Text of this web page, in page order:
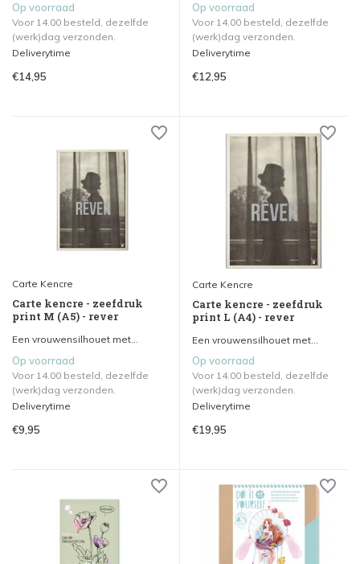
Op voorraad
Voor 14.00 besteld, dezelfde
(werk)dag verzonden.
Deliverytime
€14,95
Op voorraad
Voor 14.00 besteld, dezelfde
(werk)dag verzonden.
Deliverytime
€12,95
Carte Kencre
Carte kencre - zeefdruk
print M (A5) - rever
Een vrouwensilhouet met...
Op voorraad
Voor 14.00 besteld, dezelfde
(werk)dag verzonden.
Deliverytime
€9,95
Carte Kencre
Carte kencre - zeefdruk
print L (A4) - rever
Een vrouwensilhouet met...
Op voorraad
Voor 14.00 besteld, dezelfde
(werk)dag verzonden.
Deliverytime
€19,95